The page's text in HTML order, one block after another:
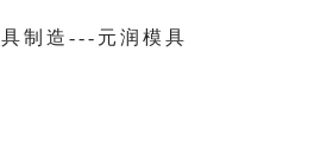
制造---元润模具